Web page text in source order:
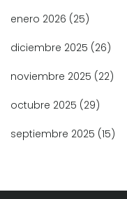
enero 2026 (25)
diciembre 2025 (26)
noviembre 2025 (22)
octubre 2025 (29)
septiembre 2025 (15)